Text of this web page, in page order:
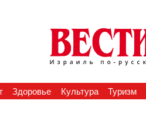
Здоровье Культура Туризм